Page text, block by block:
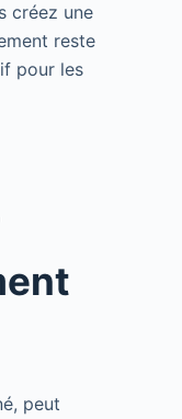
créez une
reste
pour les
peut